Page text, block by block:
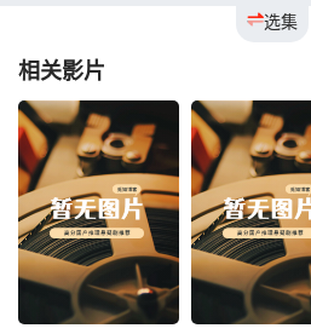
选集
相关影片